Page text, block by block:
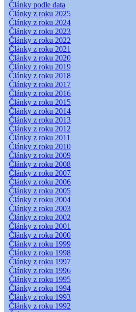
Články podle data
Články z roku 2025
Články z roku 2024
Články z roku 2023
Články z roku 2022
Články z roku 2021
Články z roku 2020
Články z roku 2019
Články z roku 2018
Články z roku 2017
Články z roku 2016
Články z roku 2015
Články z roku 2014
Články z roku 2013
Články z roku 2012
Články z roku 2011
Články z roku 2010
Články z roku 2009
Články z roku 2008
Články z roku 2007
Články z roku 2006
Články z roku 2005
Články z roku 2004
Články z roku 2003
Články z roku 2002
Články z roku 2001
Články z roku 2000
Články z roku 1999
Články z roku 1998
Články z roku 1997
Články z roku 1996
Články z roku 1995
Články z roku 1994
Články z roku 1993
Články z roku 1992